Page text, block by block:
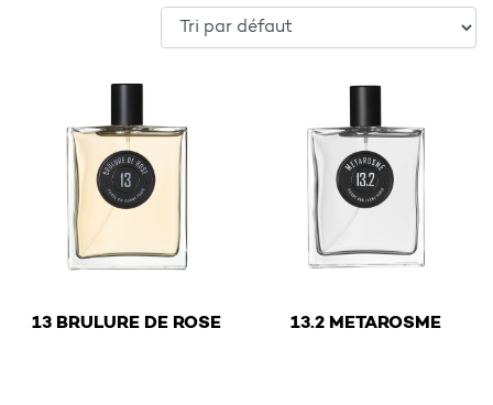
13 BRULURE DE ROSE 13.2 METAROSME